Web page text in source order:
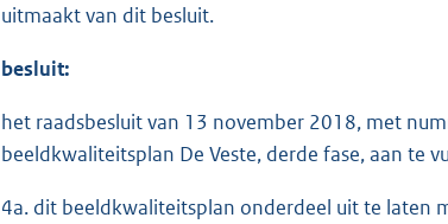
uitmaakt van dit besluit.
besluit:
het raadsbesluit van 13 november 2018, met
beeldkwaliteitsplan De Veste, derde fase, aan te
4a. dit beeldkwaliteitsplan onderdeel uit te laten